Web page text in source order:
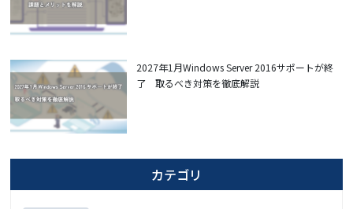
2027年1月Windows Server 2016サポートが終
了 取るべき対策を徹底解説
カテゴリ